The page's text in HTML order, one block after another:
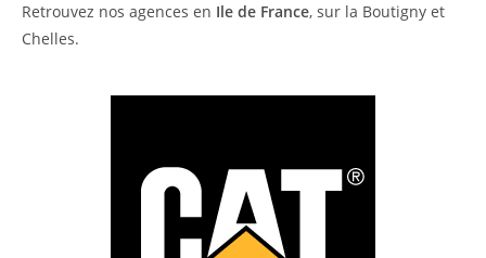
Retrouvez nos agences en Ile de France, sur la Boutigny et
Chelles.